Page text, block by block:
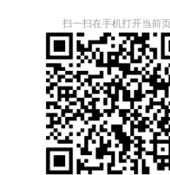
扫一扫在手机打开当前页